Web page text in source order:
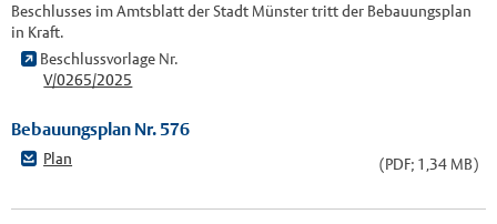
Beschlusses im Amtsblatt der Stadt Münster tritt der Bebauungsplan
in Kraft.
Beschlussvorlage Nr.
V/0265/2025
Bebauungsplan Nr. 576
Plan (PDF; 1,34 MB)